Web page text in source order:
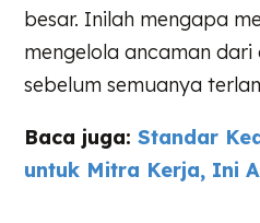
besar. Inilah mengapa
mengelola ancaman
sebelum semuanya
Baca juga:Standar
untuk Mitra Kerja, Ini